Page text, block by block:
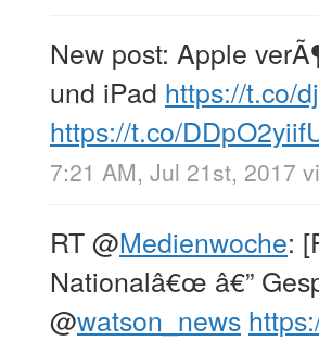
New post: Apple
und iPad https://t.co/
https://t.co/
7:21 AM, Jul 21st, 2017
RT@Medienwoche:
Nationalâ€œ â€”
@watson_news